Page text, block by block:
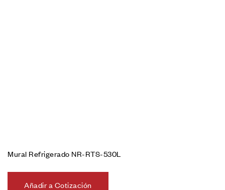
Mural Refrigerado NR-RTS-530L
Añadir a Cotización